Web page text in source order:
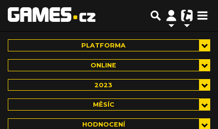
PLATFORMA
ONLINE
2023
MĚSÍC
HODNOCENÍ